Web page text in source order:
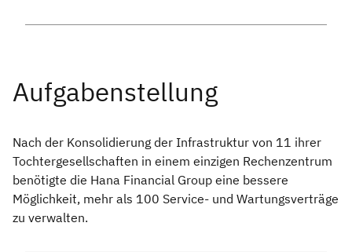
Nach der Konsolidierung der Infrastruktur von 11 ihrer
Tochtergesellschaften in einem einzigen Rechenzentrum
benötigte die Hana Financial Group eine bessere
Möglichkeit, mehr als 100 Service- und Wartungsverträge
zu verwalten.